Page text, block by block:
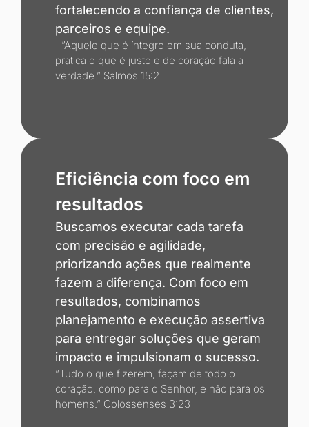
fortalecendo a confiança de clientes,
parceiros e equipe.
”Aquele que é íntegro em sua conduta,
pratica o que é justo e de coração fala a
verdade.” Salmos 15:2
Eficiência com foco em
resultados
Buscamos executar cada tarefa
com precisão e agilidade,
priorizando ações que realmente
fazem a diferença. Com foco em
resultados, combinamos
planejamento e execução assertiva
para entregar soluções que geram
impacto e impulsionam o sucesso.
“Tudo o que fizerem, façam de todo o
coração, como para o Senhor, e não para os
homens.” Colossenses 3:23